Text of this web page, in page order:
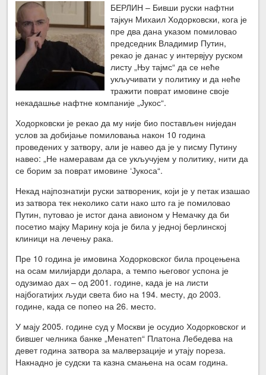
БЕРЛИН – Бивши руски нафтни
тајкун Михаил Ходорковски, кога је
пре два дана указом помиловао
председник Владимир Путин,
рекао је данас у интервјуу руском
листу „Њу тајмс“ да се неће
укључивати у политику и да неће
тражити поврат имовине своје
некадашње нафтне компаније „Јукос“.
Ходорковски је рекао да му није био постављен ниједан
услов за добијање помиловања након 10 година
проведених у затвору, али је навео да је у писму Путину
навео: „Не намеравам да се укључујем у политику, нити да
се борим за поврат имовине ‘Јукоса“.
Некад најпознатији руски затвореник, који је у петак изашао
из затвора тек неколико сати нако што га је помиловао
Путин, путовао је истог дана авионом у Немачку да би
посетио мајку Марину која је била у једној берлинској
клиници на лечењу рака.
Пре 10 година је имовина Ходорковског била процењена
на осам милијарди долара, а темпо његовог успона је
одузимао дах – од 2001. године, када је на листи
најбогатијих људи света био на 194. месту, до 2003.
године, када се попео на 26. место.
У мају 2005. године суд у Москви је осудио Ходорковског и
бившег челника банке „Менатеп“ Платона Лебедева на
девет година затвора за малверзације и утају пореза.
Накнадно је судски та казна смањена на осам година.